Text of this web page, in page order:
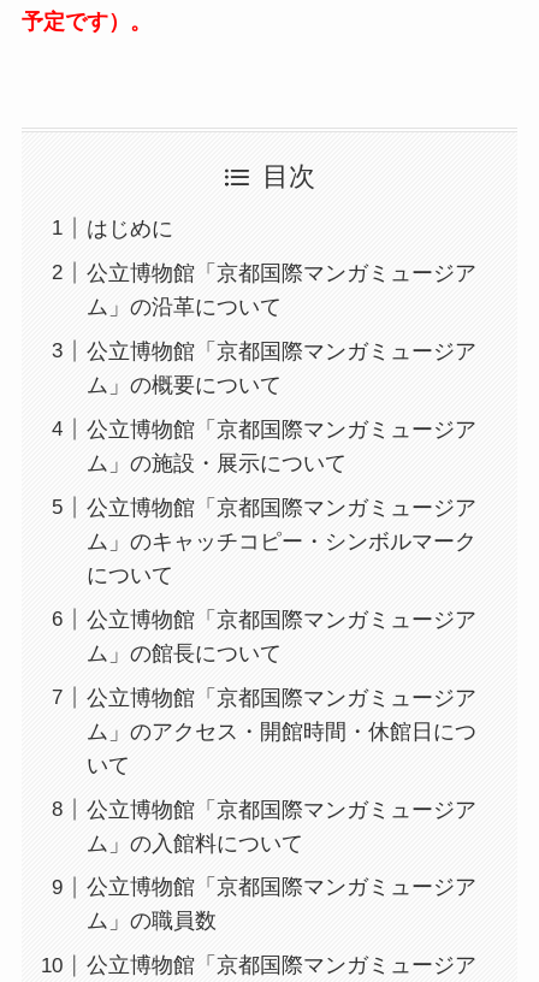
予定です）。
目次
はじめに
公立博物館「京都国際マンガミュージア
ム」の沿革について
公立博物館「京都国際マンガミュージア
ム」の概要について
公立博物館「京都国際マンガミュージア
ム」の施設・展示について
公立博物館「京都国際マンガミュージア
ム」のキャッチコピー・シンボルマーク
について
公立博物館「京都国際マンガミュージア
ム」の館長について
公立博物館「京都国際マンガミュージア
ム」のアクセス・開館時間・休館日につ
いて
公立博物館「京都国際マンガミュージア
ム」の入館料について
公立博物館「京都国際マンガミュージア
ム」の職員数
公立博物館「京都国際マンガミュージア